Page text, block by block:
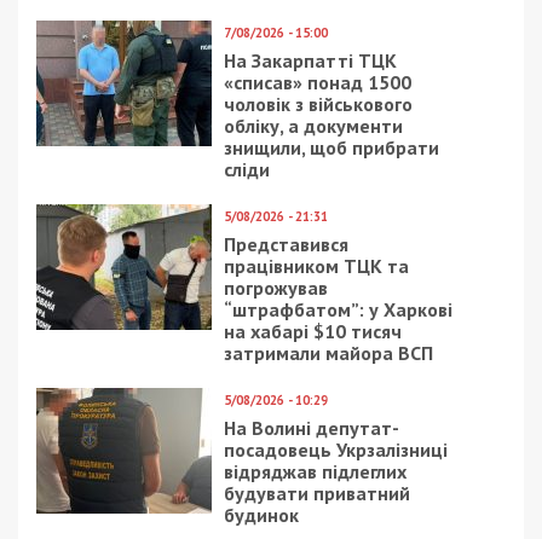
7/08/2026 - 15:00
На Закарпатті ТЦК
«списав» понад 1500
чоловік з військового
обліку, а документи
знищили, щоб прибрати
сліди
5/08/2026 - 21:31
Представився
працівником ТЦК та
погрожував
“штрафбатом”: у Харкові
на хабарі $10 тисяч
затримали майора ВСП
5/08/2026 - 10:29
На Волині депутат-
посадовець Укрзалізниці
відряджав підлеглих
будувати приватний
будинок